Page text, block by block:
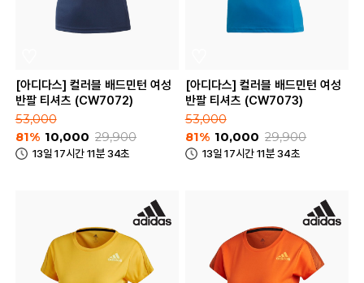
[아디다스] 컬러블 배드민턴 여성
반팔 티셔츠 (CW7072)
53,000
81% 10,000 29,900
13일 17시간 11분 34초
[아디다스] 컬러블 배드민턴 여성
반팔 티셔츠 (CW7073)
53,000
81% 10,000 29,900
13일 17시간 11분 34초